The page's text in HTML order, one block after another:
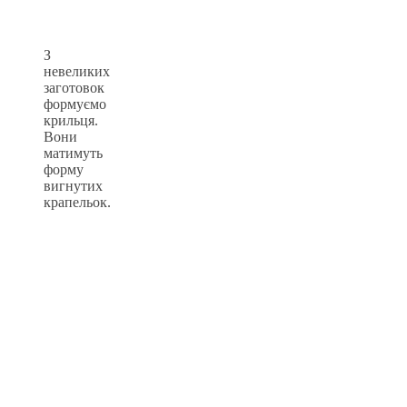
З
невеликих
заготовок
формуємо
крильця.
Вони
матимуть
форму
вигнутих
крапельок.